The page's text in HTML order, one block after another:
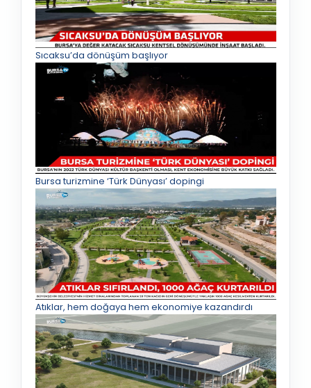
Sıcaksu’da dönüşüm başlıyor
Bursa turizmine ‘Türk Dünyası’ dopingi
Atıklar, hem doğaya hem ekonomiye kazandırdı